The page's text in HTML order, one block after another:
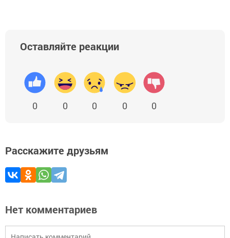
Оставляйте реакции
0 0 0 0 0
Расскажите друзьям
Нет комментариев